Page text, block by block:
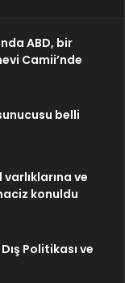
ABD, bir
Camii’nde
belli
varlıklarına ve
konuldu
Politikası ve